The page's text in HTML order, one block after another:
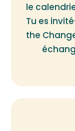
le
Tu es
the